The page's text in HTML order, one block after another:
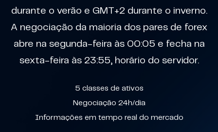
durante o verão e GMT+2 durante o inverno.
A negociação da maioria dos pares de forex
abre na segunda-feira às 00:05 e fecha na
sexta-feira às 23:55, horário do servidor.
5 classes de ativos
Negociação 24h/dia
Informações em tempo real do mercado